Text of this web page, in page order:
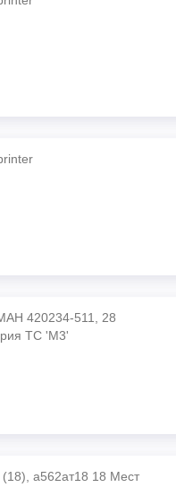
420234-511, 28
ТС 'М3'
а562ат18 18 Мест